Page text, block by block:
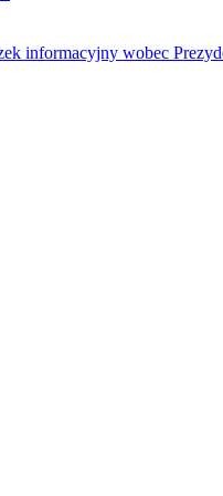
informacyjny wobec